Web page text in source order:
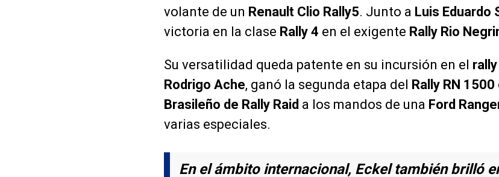
volante de un Renault Clio Rally5. Junto a Luis Eduardo
victoria en la clase Rally 4 en el exigente Rally Rio
Su versatilidad queda patente en su incursión en el rally
Rodrigo Ache, ganó la segunda etapa del Rally RN 1500
Brasileño de Rally Raid a los mandos de una Ford
varias especiales.
En el ámbito internacional, Eckeltambién brilló